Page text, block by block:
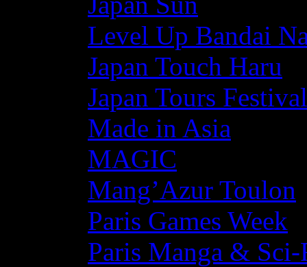
Level Up Bandai
Japan Touch Haru
Japan Tours Festival
Made in Asia
MAGIC
Mang’Azur Toulon
Paris Games Week
Paris Manga &